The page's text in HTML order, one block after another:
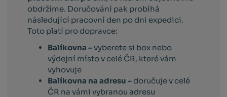
obdržíme. Doručování pak probíhá
následující pracovní den po dni expedici.
Toto platí pro dopravce:
Balíkovna –vyberete si box nebo
výdejní místo v celé ČR, které vám
vyhovuje
Balíkovna na adresu – doručuje v celé
ČR na vámi vybranou adresu